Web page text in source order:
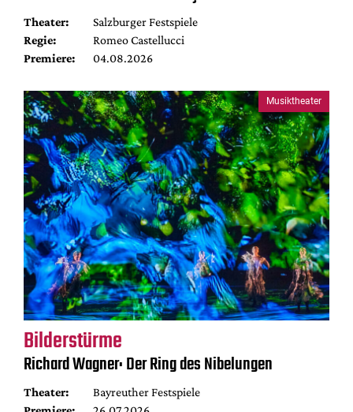
Theater:
Salzburger Festspiele
Regie:
Romeo Castellucci
Premiere:
04.08.2026
Musiktheater
Bilderstürme
Richard Wagner: Der Ring des Nibelungen
Theater:
Bayreuther Festspiele